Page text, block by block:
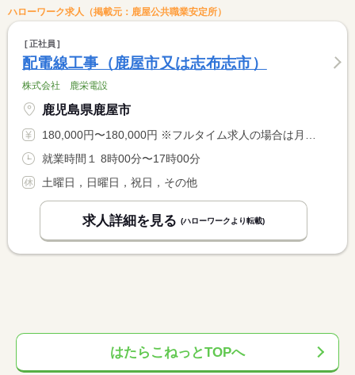
ハローワーク求人（掲載元：鹿屋公共職業安定所）
正社員
配電線工事（鹿屋市又は志布志市）
株式会社 鹿栄電設
鹿児島県鹿屋市
180,000円〜180,000円 ※フルタイム求人の場合は月額（換算額）、パート求人の場合は時間額を表示しています。
就業時間１ 8時00分〜17時00分
土曜日，日曜日，祝日，その他
求人詳細を見る (ハローワークより転載)
はたらこねっとTOPへ